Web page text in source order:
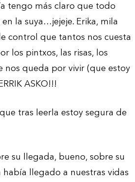
tengo más claro que todo
la suya…jejeje. Erika, mila
control que tantos nos cuesta
los pintxos, las risas, los
queda por vivir (que estoy
ASKO!!!
tras leerla estoy segura de
su llegada, bueno, sobre su
llegado a nuestras vidas